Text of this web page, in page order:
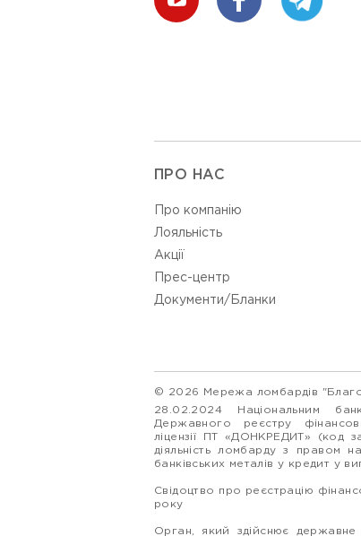
ПРО НАС
Про компанію
Лояльність
Акції
Прес-центр
Документи/Бланки
© 2026 Мережа ломбардів
28.02.2024 Національним
Державного реєстру
ліцензії ПТ «ДОНКРЕДИТ» (код
діяльність ломбарду з правом
банківських металів у кредит у
Свідоцтво про реєстрацію
року
Орган, який здійснює державне